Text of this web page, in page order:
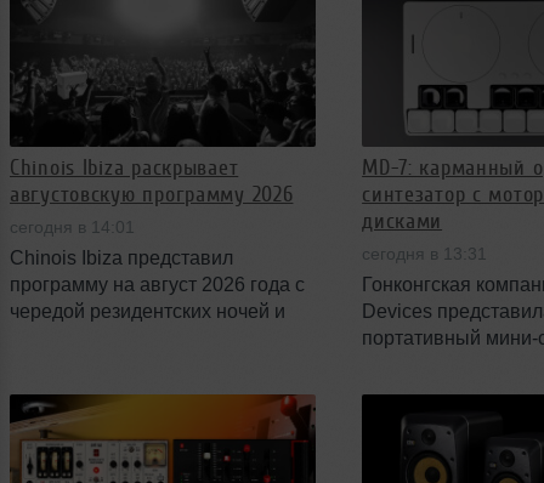
Chinois Ibiza раскрывает
августовскую программу 2026
сегодня в 14:01
Chinois Ibiza представил
программу на август 2026 года с
чередой резидентских ночей и
— еженедельные шоу Claptone,
Bedouin, Mahmut Orhan, а также
сетапы Defected и Major League
DJz с рядом ярких имён.
MD-7: карманный
синтезатор с
дисками
сегодня в 13:31
Гонконгская
Devices
портативный
необычными
контроллерами.
сочетает
связь, компактную